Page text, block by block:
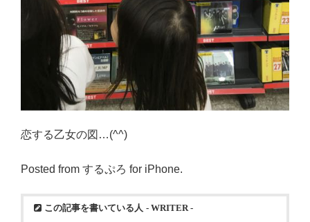
恋する乙女の図…(^^)
Posted from するぷろ for iPhone.
この記事を書いている人 - WRITER -